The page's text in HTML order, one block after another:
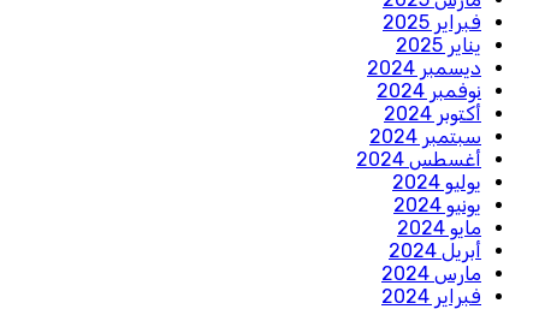
فبراير 2025
يناير 2025
ديسمبر 2024
نوفمبر 2024
أكتوبر 2024
سبتمبر 2024
أغسطس 2024
يوليو 2024
يونيو 2024
مايو 2024
أبريل 2024
مارس 2024
فبراير 2024